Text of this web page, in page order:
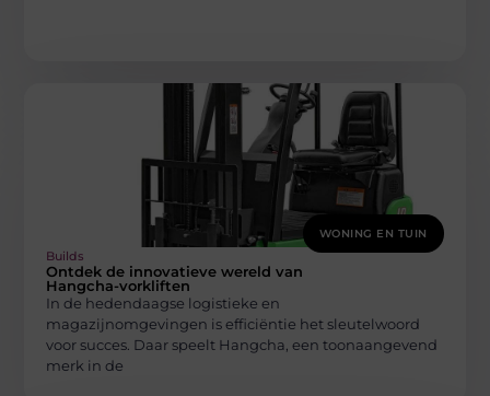
WONING EN TUIN
Builds
Ontdek de innovatieve wereld van
Hangcha-vorkliften
In de hedendaagse logistieke en
magazijnomgevingen is efficiëntie het sleutelwoord
voor succes. Daar speelt Hangcha, een toonaangevend
merk in de